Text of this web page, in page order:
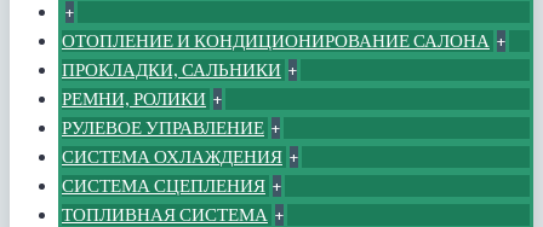
+
ОТОПЛЕНИЕ И КОНДИЦИОНИРОВАНИЕ САЛОНА +
ПРОКЛАДКИ, САЛЬНИКИ +
РЕМНИ, РОЛИКИ +
РУЛЕВОЕ УПРАВЛЕНИЕ +
СИСТЕМА ОХЛАЖДЕНИЯ +
СИСТЕМА СЦЕПЛЕНИЯ +
ТОПЛИВНАЯ СИСТЕМА +